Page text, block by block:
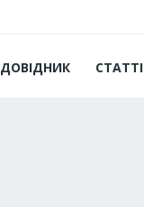
ДОВІДНИК СТАТТІ